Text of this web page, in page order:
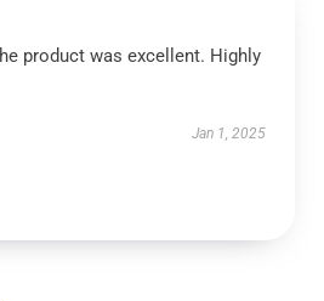
product was excellent. Highly
Jan 1, 2025